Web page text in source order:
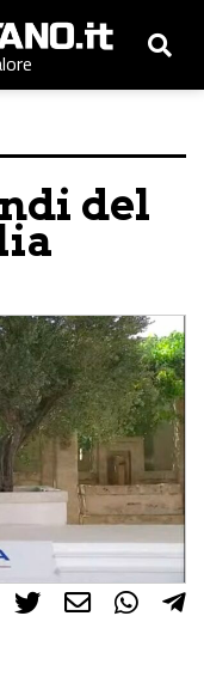
del